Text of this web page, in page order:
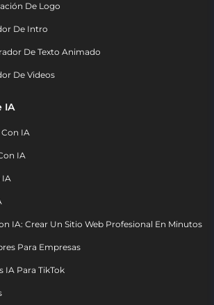
De Logo
De Intro
De Texto Animado
De Videos
IA
IA
IA
IA
IA: Crear Un Sitio Web Profesional En Minutos
Para Empresas
IA Para TikTok